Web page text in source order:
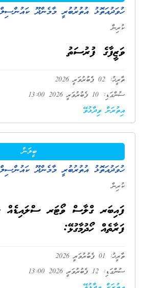
ހުވަދުއަތޮޅު އުތުރުބުރީ މާމެންދޫ
ކުރިން
ވަޒީފާގެ ފުރުސަތު
ތާރީޚު: 02 ފެބުރުވަރީ 2026
ސުންގަޑި: 10 ފެބުރުވަރީ 2026 13:00
އިތުރަށް ވިދާޅުވޭ
ބީލަން
ހުވަދުއަތޮޅު އުތުރުބުރީ މާމެންދޫ
ކުރިން
ފައިބަރ ގްލާސް ވޯޓަރ ސްލައިޑެއް
ފަރާތެއް ހޯދުމާގުޅޭ:
ތާރީޚު: 01 ފެބުރުވަރީ 2026
ސުންގަޑި: 12 ފެބުރުވަރީ 2026 13:00